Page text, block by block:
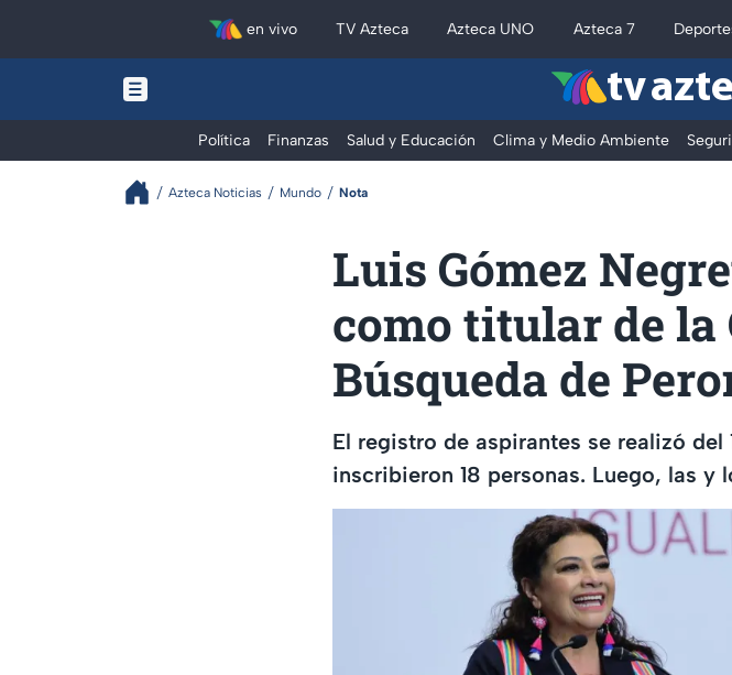
en vivo TV Azteca Azteca UNO Azteca 7
tv
Política Finanzas Salud y Educación Clima y Medio Ambiente
Azteca Noticias Mundo Nota
Luis Gómez
como titular de la
Búsqueda de
El registro de aspirantes se realizó
inscribieron 18 personas. Luego, las